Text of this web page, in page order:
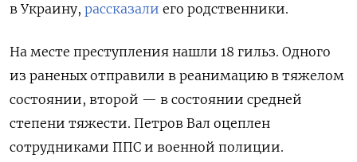
в Украину, рассказали его родственники.
На месте преступления нашли 18 гильз. Одного
из раненых отправили в реанимацию в тяжелом
состоянии, второй — в состоянии средней
степени тяжести. Петров Вал оцеплен
сотрудниками ППС и военной полиции.